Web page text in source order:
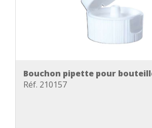
Bouchon pipette pour
Réf. 210157